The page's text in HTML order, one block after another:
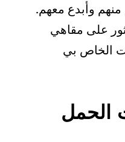
وأبدع معهم.
على مقاهي
الخاص بي
الحمل